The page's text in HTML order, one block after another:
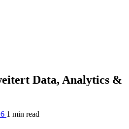
Data, Analytics &
1 min read